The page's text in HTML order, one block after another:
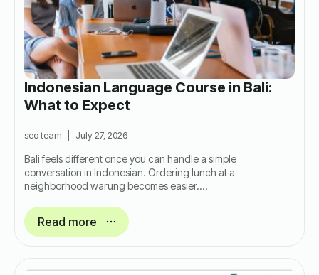
Indonesian Language Course in Bali:
What to Expect
seo team July 27, 2026
Bali feels different once you can handle a simple
conversation in Indonesian. Ordering lunch at a
neighborhood warung becomes easier.…
Read more